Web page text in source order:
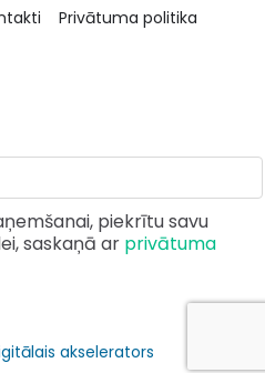
Privātuma politika
akselerators
piekrītu savu
saskaņā ar privātuma